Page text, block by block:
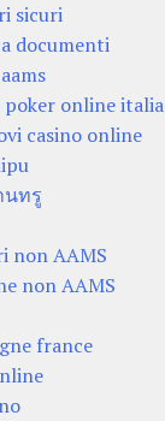
sicuri
documenti
online italia
casino online
นทรู
non AAMS
non AAMS
france